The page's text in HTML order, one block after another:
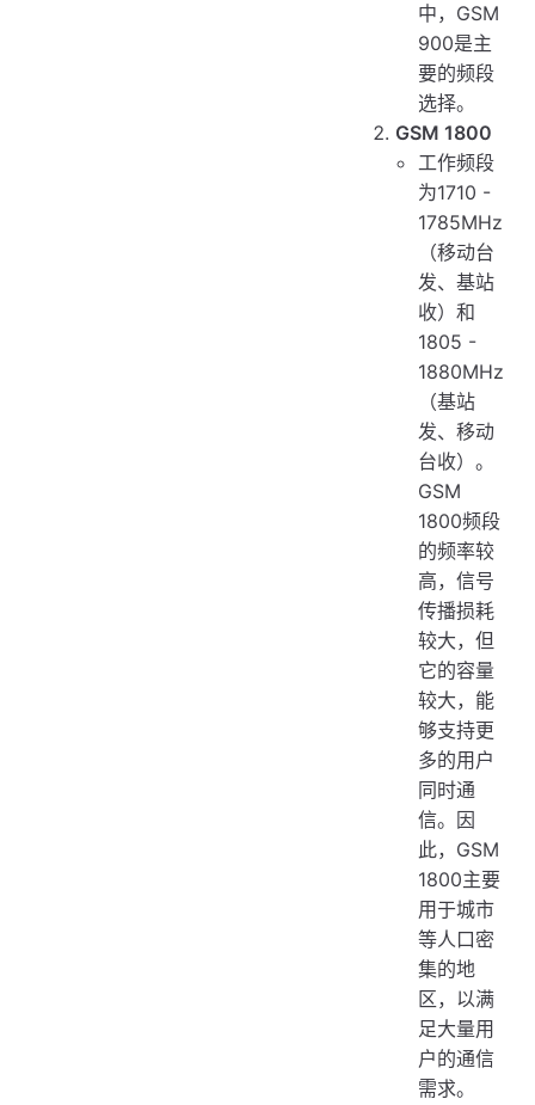
中，GSM
900是主
要的频段
选择。
GSM 1800
工作频段
为1710 -
1785MHz
（移动台
发、基站
收）和
1805 -
1880MHz
（基站
发、移动
台收）。
GSM
1800频段
的频率较
高，信号
传播损耗
较大，但
它的容量
较大，能
够支持更
多的用户
同时通
信。因
此，GSM
1800主要
用于城市
等人口密
集的地
区，以满
足大量用
户的通信
需求。